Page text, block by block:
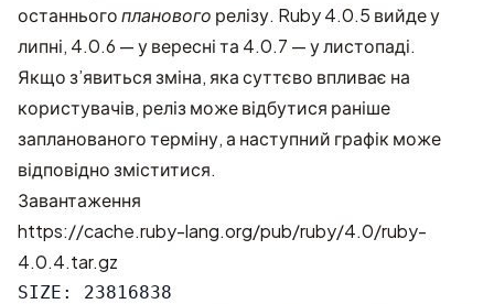
останньогопланового релізу. Ruby 4.0.5 вийде у
липні, 4.0.6 — у вересні та 4.0.7 — у листопаді.
Якщо з’явиться зміна, яка суттєво впливає на
користувачів, реліз може відбутися раніше
запланованого терміну, а наступний графік може
відповідно зміститися.
Завантаження
https://cache.ruby-lang.org/pub/ruby/4.0/ruby-
4.0.4.tar.gz
SIZE: 23816838